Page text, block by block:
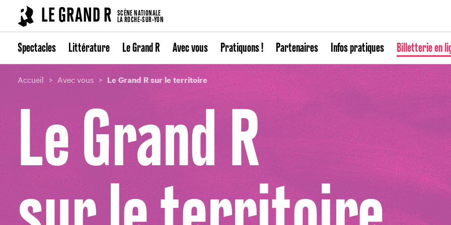
LE GRAND R
SCÈNE NATIONALE
LA ROCHE-SUR-YON
Spectacles Littérature Le Grand R Avec vous Pratiquons ! Partenaires Infos pratiques Billetterie en
Accueil Avec vous Le Grand R sur le territoire
Le Grand R
Cookies management panel